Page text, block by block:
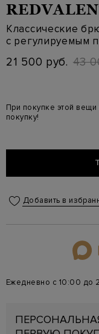
Классические
с регулируемым
21 500 руб. 43
При покупке этой
покупку!
Добавить в
Ежедневно с 10:00 до